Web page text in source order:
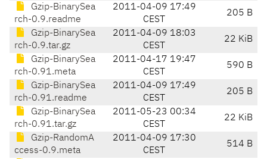
Gzip-BinarySea
rch-0.9.readme
2011-04-09 17:49
CEST
205 B
Gzip-BinarySea
rch-0.9.tar.gz
2011-04-09 18:03
CEST
22 KiB
Gzip-BinarySea
rch-0.91.meta
2011-04-17 19:47
CEST
590 B
Gzip-BinarySea
rch-0.91.readme
2011-04-09 17:49
CEST
205 B
Gzip-BinarySea
rch-0.91.tar.gz
2011-05-23 00:34
CEST
22 KiB
Gzip-RandomA
ccess-0.9.meta
2011-04-09 17:30
CEST
514 B